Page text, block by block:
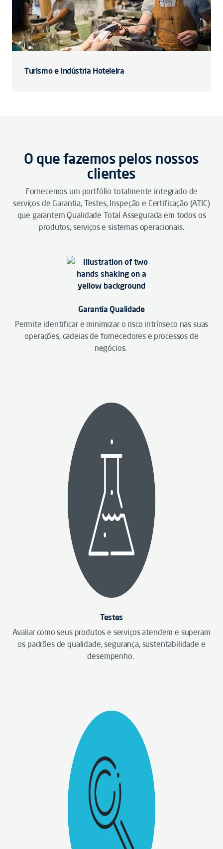
Turismo e Indústria Hoteleira
O que fazemos pelos nossos
clientes
Fornecemos um portfólio totalmente integrado de
serviços de Garantia, Testes, Inspeção e Certificação (ATIC)
que garantem Qualidade Total Assegurada em todos os
produtos, serviços e sistemas operacionais.
Garantia Qualidade
Permite identificar e minimizar o risco intrínseco nas suas
operações, cadeias de fornecedores e processos de
negócios.
Testes
Avaliar como seus produtos e serviços atendem e superam
os padrões de qualidade, segurança, sustentabilidade e
desempenho.